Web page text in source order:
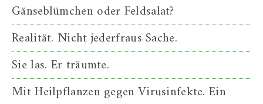
Gänseblümchen oder Feldsalat?
Realität. Nicht jederfraus Sache.
Sie las. Er träumte.
Mit Heilpflanzen gegen Virusinfekte. Ein